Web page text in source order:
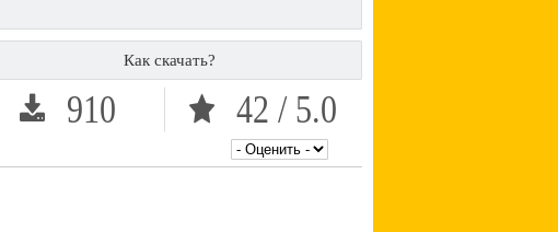
Как скачать?
910 42 / 5.0